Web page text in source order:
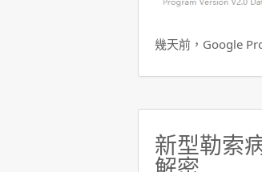
幾天前，Google
新型勒索